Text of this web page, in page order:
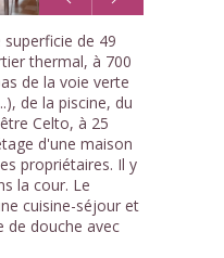
1 /9
de 49
thermal, à 700
de la voie verte
de la piscine, du
Celto, à 25
d'une maison
propriétaires. Il y
la cour. Le
cuisine-séjour et
de douche avec